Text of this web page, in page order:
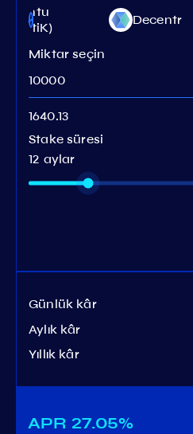
Shentu
(CertiK)
Decentr
Miktar seçin
Stake süresi
12 aylar
Günlük kâr
Aylık kâr
Yıllık kâr
APR 27.05%